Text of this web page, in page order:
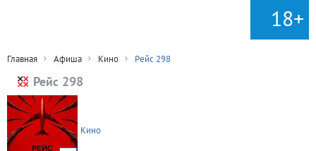
18+
Главная Афиша Кино Рейс 298
Рейс 298
Кино